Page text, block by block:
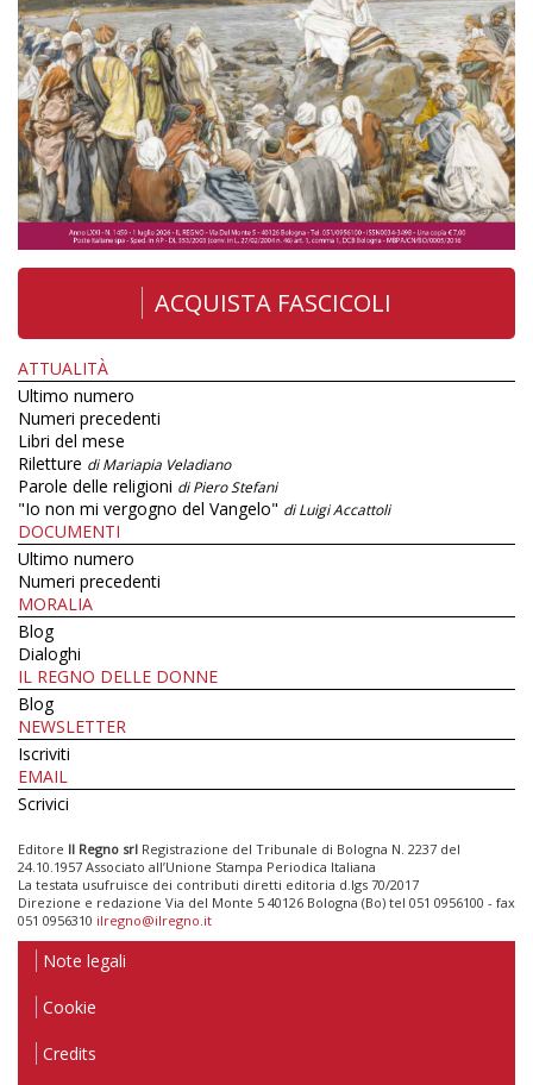
ACQUISTA FASCICOLI
ATTUALITÀ
Ultimo numero
Numeri precedenti
Libri del mese
Riletture di Mariapia Veladiano
Parole delle religioni di Piero Stefani
"Io non mi vergogno del Vangelo" di Luigi Accattoli
DOCUMENTI
Ultimo numero
Numeri precedenti
MORALIA
Blog
Dialoghi
IL REGNO DELLE DONNE
Blog
NEWSLETTER
Iscriviti
EMAIL
Scrivici
Editore Il Regno srl Registrazione del Tribunale di Bologna N. 2237 del
24.10.1957 Associato all’Unione Stampa Periodica Italiana
La testata usufruisce dei contributi diretti editoria d.lgs 70/2017
Direzione e redazione Via del Monte 5 40126 Bologna (Bo) tel 051 0956100 - fax
051 0956310 ilregno@ilregno.it
Note legali
Cookie
Credits